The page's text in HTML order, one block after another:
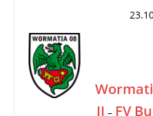
II – FV